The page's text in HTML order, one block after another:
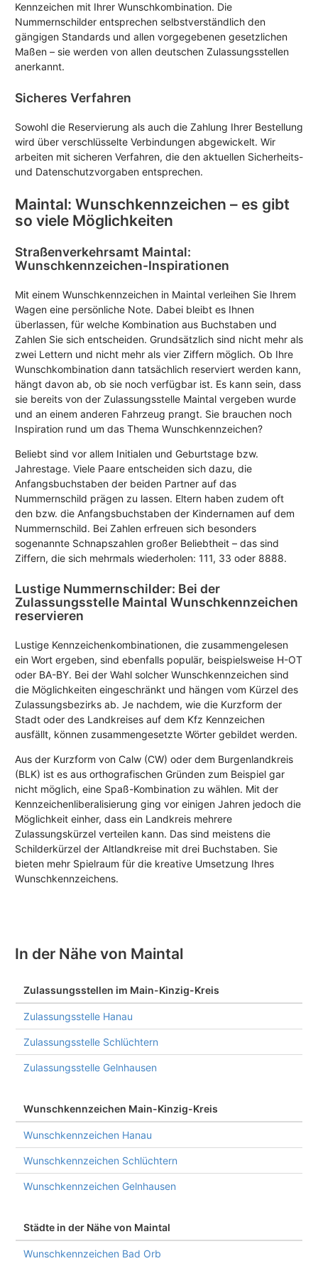
Kennzeichen mit Ihrer Wunschkombination. Die
Nummernschilder entsprechen selbstverständlich den
gängigen Standards und allen vorgegebenen gesetzlichen
Maßen – sie werden von allen deutschen Zulassungsstellen
anerkannt.
Sicheres Verfahren
Sowohl die Reservierung als auch die Zahlung Ihrer Bestellung
wird über verschlüsselte Verbindungen abgewickelt. Wir
arbeiten mit sicheren Verfahren, die den aktuellen Sicherheits-
und Datenschutzvorgaben entsprechen.
Maintal: Wunschkennzeichen – es gibt
so viele Möglichkeiten
Straßenverkehrsamt Maintal:
Wunschkennzeichen-Inspirationen
Mit einem Wunschkennzeichen in Maintal verleihen Sie Ihrem
Wagen eine persönliche Note. Dabei bleibt es Ihnen
überlassen, für welche Kombination aus Buchstaben und
Zahlen Sie sich entscheiden. Grundsätzlich sind nicht mehr als
zwei Lettern und nicht mehr als vier Ziffern möglich. Ob Ihre
Wunschkombination dann tatsächlich reserviert werden kann,
hängt davon ab, ob sie noch verfügbar ist. Es kann sein, dass
sie bereits von der Zulassungsstelle Maintal vergeben wurde
und an einem anderen Fahrzeug prangt. Sie brauchen noch
Inspiration rund um das Thema Wunschkennzeichen?
Beliebt sind vor allem Initialen und Geburtstage bzw.
Jahrestage. Viele Paare entscheiden sich dazu, die
Anfangsbuchstaben der beiden Partner auf das
Nummernschild prägen zu lassen. Eltern haben zudem oft
den bzw. die Anfangsbuchstaben der Kindernamen auf dem
Nummernschild. Bei Zahlen erfreuen sich besonders
sogenannte Schnapszahlen großer Beliebtheit – das sind
Ziffern, die sich mehrmals wiederholen: 111, 33 oder 8888.
Lustige Nummernschilder: Bei der
Zulassungsstelle Maintal Wunschkennzeichen
reservieren
Lustige Kennzeichenkombinationen, die zusammengelesen
ein Wort ergeben, sind ebenfalls populär, beispielsweise H-OT
oder BA-BY. Bei der Wahl solcher Wunschkennzeichen sind
die Möglichkeiten eingeschränkt und hängen vom Kürzel des
Zulassungsbezirks ab. Je nachdem, wie die Kurzform der
Stadt oder des Landkreises auf dem Kfz Kennzeichen
ausfällt, können zusammengesetzte Wörter gebildet werden.
Aus der Kurzform von Calw (CW) oder dem Burgenlandkreis
(BLK) ist es aus orthografischen Gründen zum Beispiel gar
nicht möglich, eine Spaß-Kombination zu wählen. Mit der
Kennzeichenliberalisierung ging vor einigen Jahren jedoch die
Möglichkeit einher, dass ein Landkreis mehrere
Zulassungskürzel verteilen kann. Das sind meistens die
Schilderkürzel der Altlandkreise mit drei Buchstaben. Sie
bieten mehr Spielraum für die kreative Umsetzung Ihres
Wunschkennzeichens.
In der Nähe von Maintal
Zulassungsstellen im Main-Kinzig-Kreis
Zulassungsstelle Hanau
Zulassungsstelle Schlüchtern
Zulassungsstelle Gelnhausen
Wunschkennzeichen Main-Kinzig-Kreis
Wunschkennzeichen Hanau
Wunschkennzeichen Schlüchtern
Wunschkennzeichen Gelnhausen
Städte in der Nähe von Maintal
Wunschkennzeichen Bad Orb